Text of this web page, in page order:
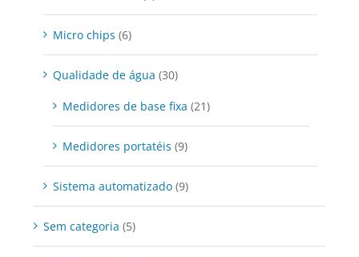
Micro chips (6)
Qualidade de água (30)
Medidores de base fixa (21)
Medidores portatéis (9)
Sistema automatizado (9)
Sem categoria (5)